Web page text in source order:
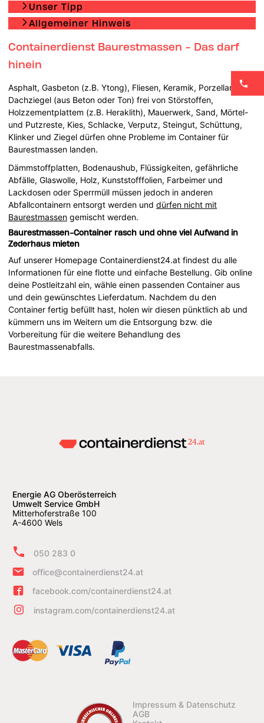
Unser Tipp
Allgemeiner Hinweis
Containerdienst Baurestmassen - Das darf
hinein
Asphalt, Gasbeton (z.B. Ytong), Fliesen, Keramik, Porzellan,
Dachziegel (aus Beton oder Ton) frei von Störstoffen,
Holzzementplattem (z.B. Heraklith), Mauerwerk, Sand, Mörtel-
und Putzreste, Kies, Schlacke, Verputz, Steingut, Schüttung,
Klinker und Ziegel dürfen ohne Probleme im Container für
Baurestmassen landen.
Dämmstoffplatten, Bodenaushub, Flüssigkeiten, gefährliche
Abfälle, Glaswolle, Holz, Kunststofffolien, Farbeimer und
Lackdosen oder Sperrmüll müssen jedoch in anderen
Abfallcontainern entsorgt werden unddürfen nicht mit
Baurestmassen gemischt werden.
Baurestmassen-Container rasch und ohne viel Aufwand in
Zederhaus mieten
Auf unserer Homepage Containerdienst24.at findest du alle
Informationen für eine flotte und einfache Bestellung. Gib online
deine Postleitzahl ein, wähle einen passenden Container aus
und dein gewünschtes Lieferdatum. Nachdem du den
Container fertig befüllt hast, holen wir diesen pünktlich ab und
kümmern uns im Weitern um die Entsorgung bzw. die
Vorbereitung für die weitere Behandlung des
Baurestmassenabfalls.
Energie AG Oberösterreich
Umwelt Service GmbH
Mitterhoferstraße 100
A-4600 Wels
050 283 0
office@containerdienst24.at
facebook.com/containerdienst24.at
instagram.com/containerdienst24.at
Impressum & Datenschutz
AGB